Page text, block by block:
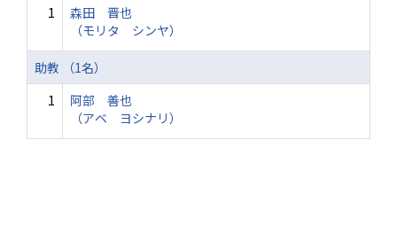
1
森田 晋也
（モリタ シンヤ）
助教 （1名）
1
阿部 善也
（アベ ヨシナリ）